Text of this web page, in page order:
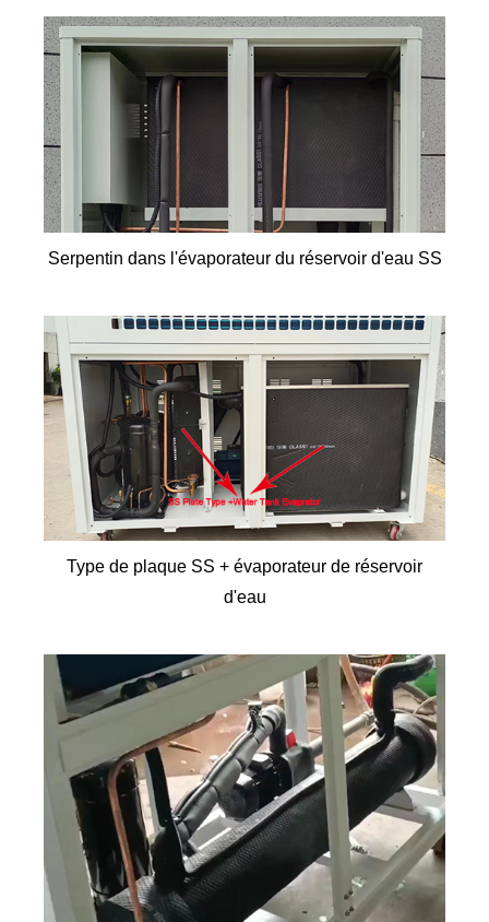
Serpentin dans l'évaporateur du réservoir d'eau SS
Type de plaque SS + évaporateur de réservoir
d'eau